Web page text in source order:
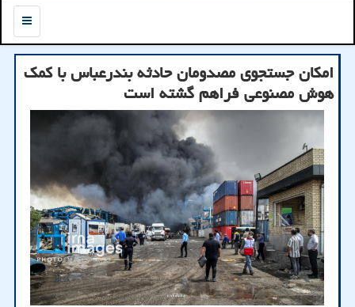
منو
امکان جستجوی مصدومان حادثه بندرعباس با کمک
هوش مصنوعی فراهم گشته است